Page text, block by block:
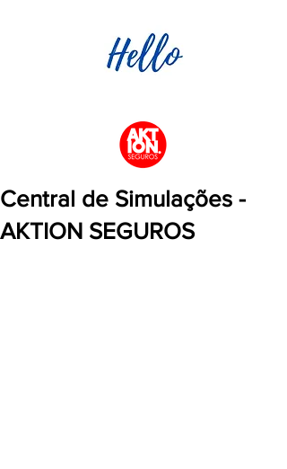
Central de Simulações -
AKTION SEGUROS